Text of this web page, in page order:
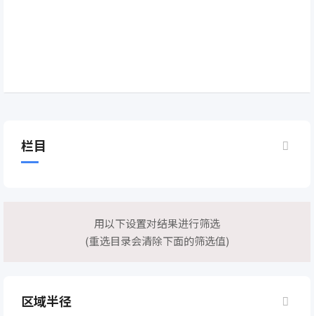
栏目
用以下设置对结果进行筛选
(重选目录会清除下面的筛选值)
区域半径